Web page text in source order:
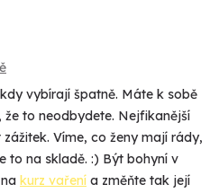
vybírají špatně. Máte k sobě
že to neodbydete. Nejfikanější
Víme, co ženy mají rády,
to na skladě. :) Být bohyní v
kurz vaření a změňte tak její